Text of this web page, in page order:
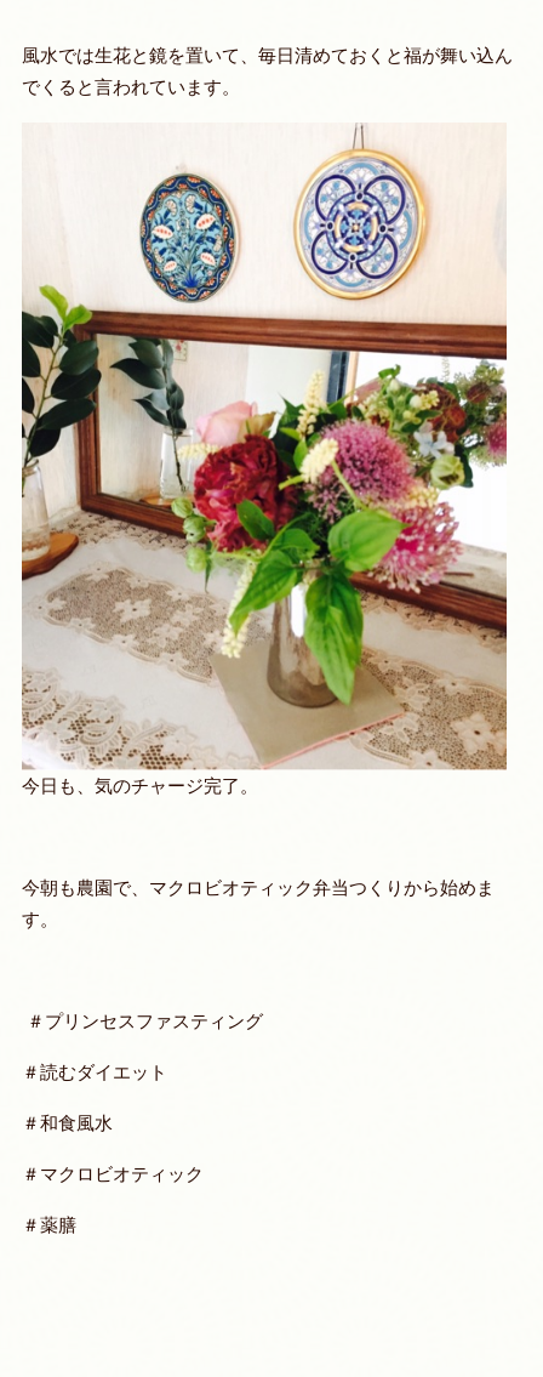
風水では生花と鏡を置いて、毎日清めておくと福が舞い込ん
でくると言われています。
今日も、気のチャージ完了。
今朝も農園で、マクロビオティック弁当つくりから始めま
す。
＃プリンセスファスティング
＃読むダイエット
＃和食風水
＃マクロビオティック
＃薬膳